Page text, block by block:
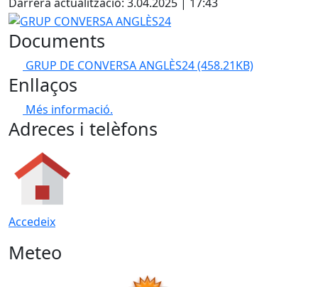
GRUP CONVERSA ANGLÈS24
Documents
GRUP DE CONVERSA ANGLÈS24(458.21KB)
Enllaços
Més informació.
Adreces i telèfons
Accedeix
Meteo